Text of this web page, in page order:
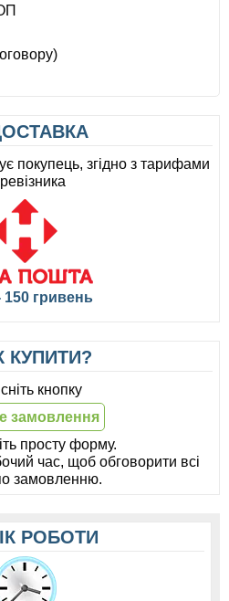
покупець, згідно з тарифами
150 гривень
КУПИТИ?
кнопку
замовлення
просту форму.
час, щоб обговорити всі
замовленню.
РОБОТИ